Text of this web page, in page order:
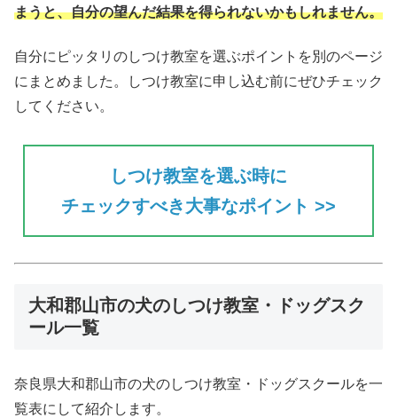
まうと、自分の望んだ結果を得られないかもしれません。
自分にピッタリのしつけ教室を選ぶポイントを別のページ
にまとめました。しつけ教室に申し込む前にぜひチェック
してください。
しつけ教室を選ぶ時に
チェックすべき大事なポイント >>
大和郡山市の犬のしつけ教室・ドッグスク
ール一覧
奈良県大和郡山市の犬のしつけ教室・ドッグスクールを一
覧表にして紹介します。